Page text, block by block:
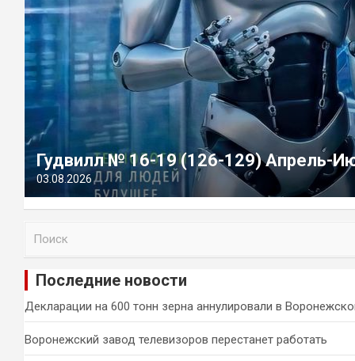
Гудвилл № 16-19 (126-129) Апрель-
03.08.2026
и
Последние новости
Декларации на 600 тонн зерна аннулировали в
Воронежский завод телевизоров перестанет работать